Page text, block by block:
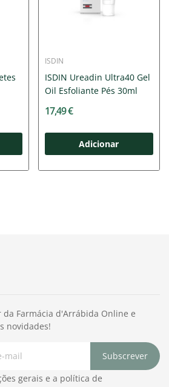
ISDIN
ISDIN Ureadin Ultra40 Gel
Oil Esfoliante Pés 30ml
17,49 €
Adicionar
da Farmácia d'Arrábida Online e
novidades!
Subscrever
gerais e a política de